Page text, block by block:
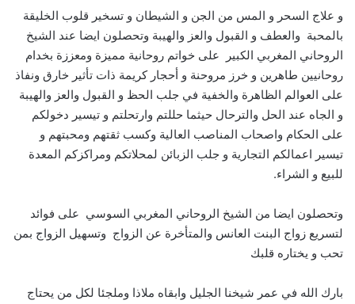
و علاج السحر و المس من الجن و الشيطان و تسخير قلوب الخليقة
بالمحبة والعطف و القبول والعز والهيبة وتحصلون ايضا عند الشيخ
الروحاني المغربي الكبير على خواتم روحانية مميزة ومعززة بخدام
روحانيين طاهرين و خرز مروحنة و أحجار كريمة ذات تأثير خارق ونفاذ
على العوالم الظاهرة والخفية في جلب الحظ و القبول والعز والهيبة
و الجاه عند الحل والترحال حيثما حللتم وارتحلتم و تيسير دخولكم
على الحكام واصحاب المناصب العالية وكسب ثقتهم ومحبتهم و
تيسير اعمالكم التجارية و جلب الزبائن لمحلاتكم ومراكزكم المعدة
للبيع و الشراء.
وتحصلون ايضا من الشيخ الروحاني المغربي السوسي على فوائد
لتسريع زواج البنت العانس والمتأخرة عن الزواج وتسهيل الزواج بمن
تحب و يختاره قلبك
بارك الله في عمر شيخنا الجليل وابقاه ملاذا وملجئا لكل من يحتاج